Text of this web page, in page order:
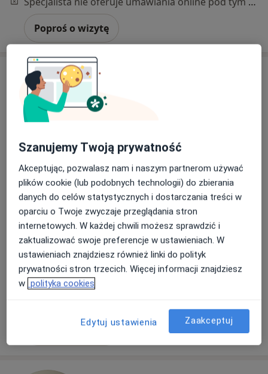
Poproś o wizytę
lek. Katarzyna Czarnecka-Żakiewicz
Reumatolog, Internista·Więcej
21 opinii
Adres 1 Adres 2 Adres 3 Adres 4
aleja Roździeńskiego 1a, Katowice •Mapa
Konsultacja reumatologiczna
Poproś o wizytę
Szanujemy Twoją prywatność
Akceptując, pozwalasz nam i naszym partnerom używać
plików cookie (lub podobnych technologii) do zbierania
danych do celów statystycznych i dostarczania treści w
oparciu o Twoje zwyczaje przeglądania stron
internetowych. W każdej chwili możesz sprawdzić i
zaktualizować swoje preferencje w ustawieniach. W
ustawieniach znajdziesz również linki do polityk
prywatności stron trzecich. Więcej informacji znajdziesz
w polityka cookies
Edytuj ustawienia Zaakceptuj